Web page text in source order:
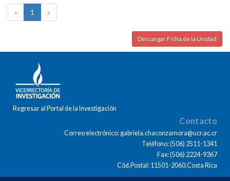
« 1 »
Descargar Ficha de la Unidad
Regresar al Portal de la Investigación
Contacto
Correo electrónico: gabriela.chaconzamora@ucr.ac.cr
Teléfono: (506) 2511-1341
Fax: (506) 2224-9367
Cód.Postal: 11501-2060,Costa Rica